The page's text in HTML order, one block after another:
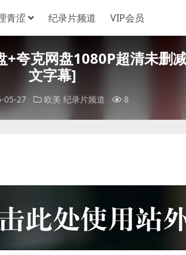
青涩 纪录片频道 VIP会员
克网盘1080P超清未删
文字幕]
05-27 欧美 纪录片频道 8